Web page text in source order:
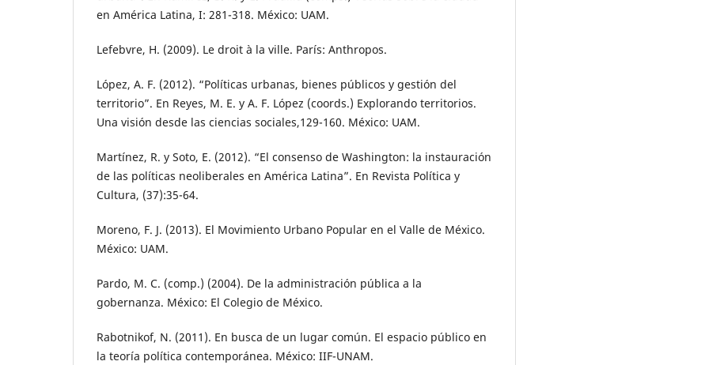
en América Latina, I: 281-318. México: UAM.
Lefebvre, H. (2009). Le droit à la ville. París: Anthropos.
López, A. F. (2012). “Políticas urbanas, bienes públicos y gestión del
territorio”. En Reyes, M. E. y A. F. López (coords.) Explorando territorios.
Una visión desde las ciencias sociales,129-160. México: UAM.
Martínez, R. y Soto, E. (2012). “El consenso de Washington: la instauración
de las políticas neoliberales en América Latina”. En Revista Política y
Cultura, (37):35-64.
Moreno, F. J. (2013). El Movimiento Urbano Popular en el Valle de México.
México: UAM.
Pardo, M. C. (comp.) (2004). De la administración pública a la
gobernanza. México: El Colegio de México.
Rabotnikof, N. (2011). En busca de un lugar común. El espacio público en
la teoría política contemporánea. México: IIF-UNAM.